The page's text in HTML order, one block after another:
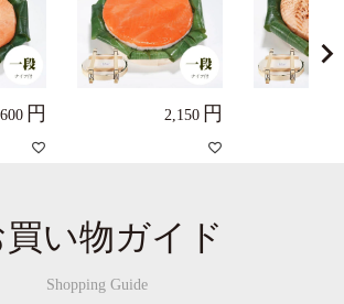
2,150
買い物ガイド
Shopping Guide